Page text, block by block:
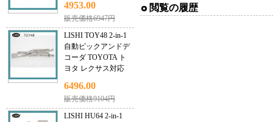
4953.00
販売価格6947円
LISHI TOY48 2-in-1
自動ピックアンドデ
コーダ TOYOTA ト
ヨタ レクサス対応
6496.00
販売価格9104円
LISHI HU64 2-in-1
閲覧の履歴